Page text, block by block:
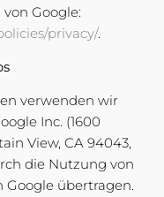
Google:
privacy/.
verwenden wir
Inc. (1600
View, CA 94043,
die Nutzung von
Google übertragen.